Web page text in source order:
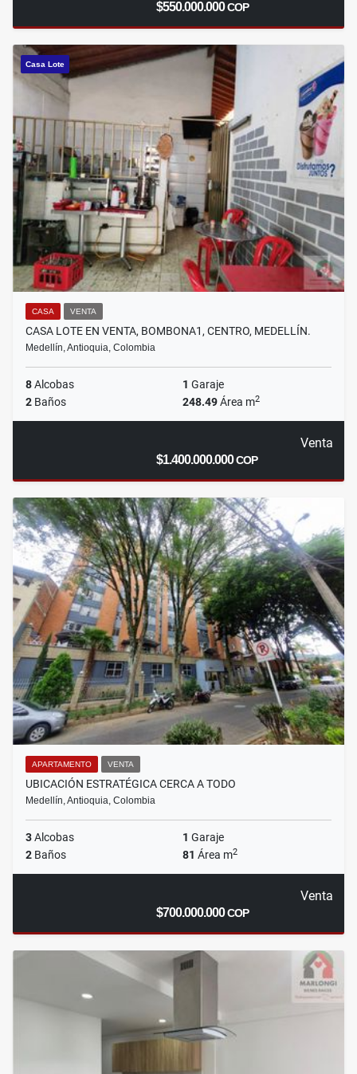
$550.000.000COP
Casa Lote
CASA VENTA
CASA LOTE EN VENTA, BOMBONA1, CENTRO, MEDELLÍN.
Medellín, Antioquia, Colombia
8Alcobas 1 Garaje
2 Baños 248.49Área m2
Venta
$1.400.000.000COP
APARTAMENTO VENTA
UBICACIÓN ESTRATÉGICA CERCA A TODO
Medellín, Antioquia, Colombia
3Alcobas 1 Garaje
2 Baños 81 Área m2
Venta
$700.000.000COP